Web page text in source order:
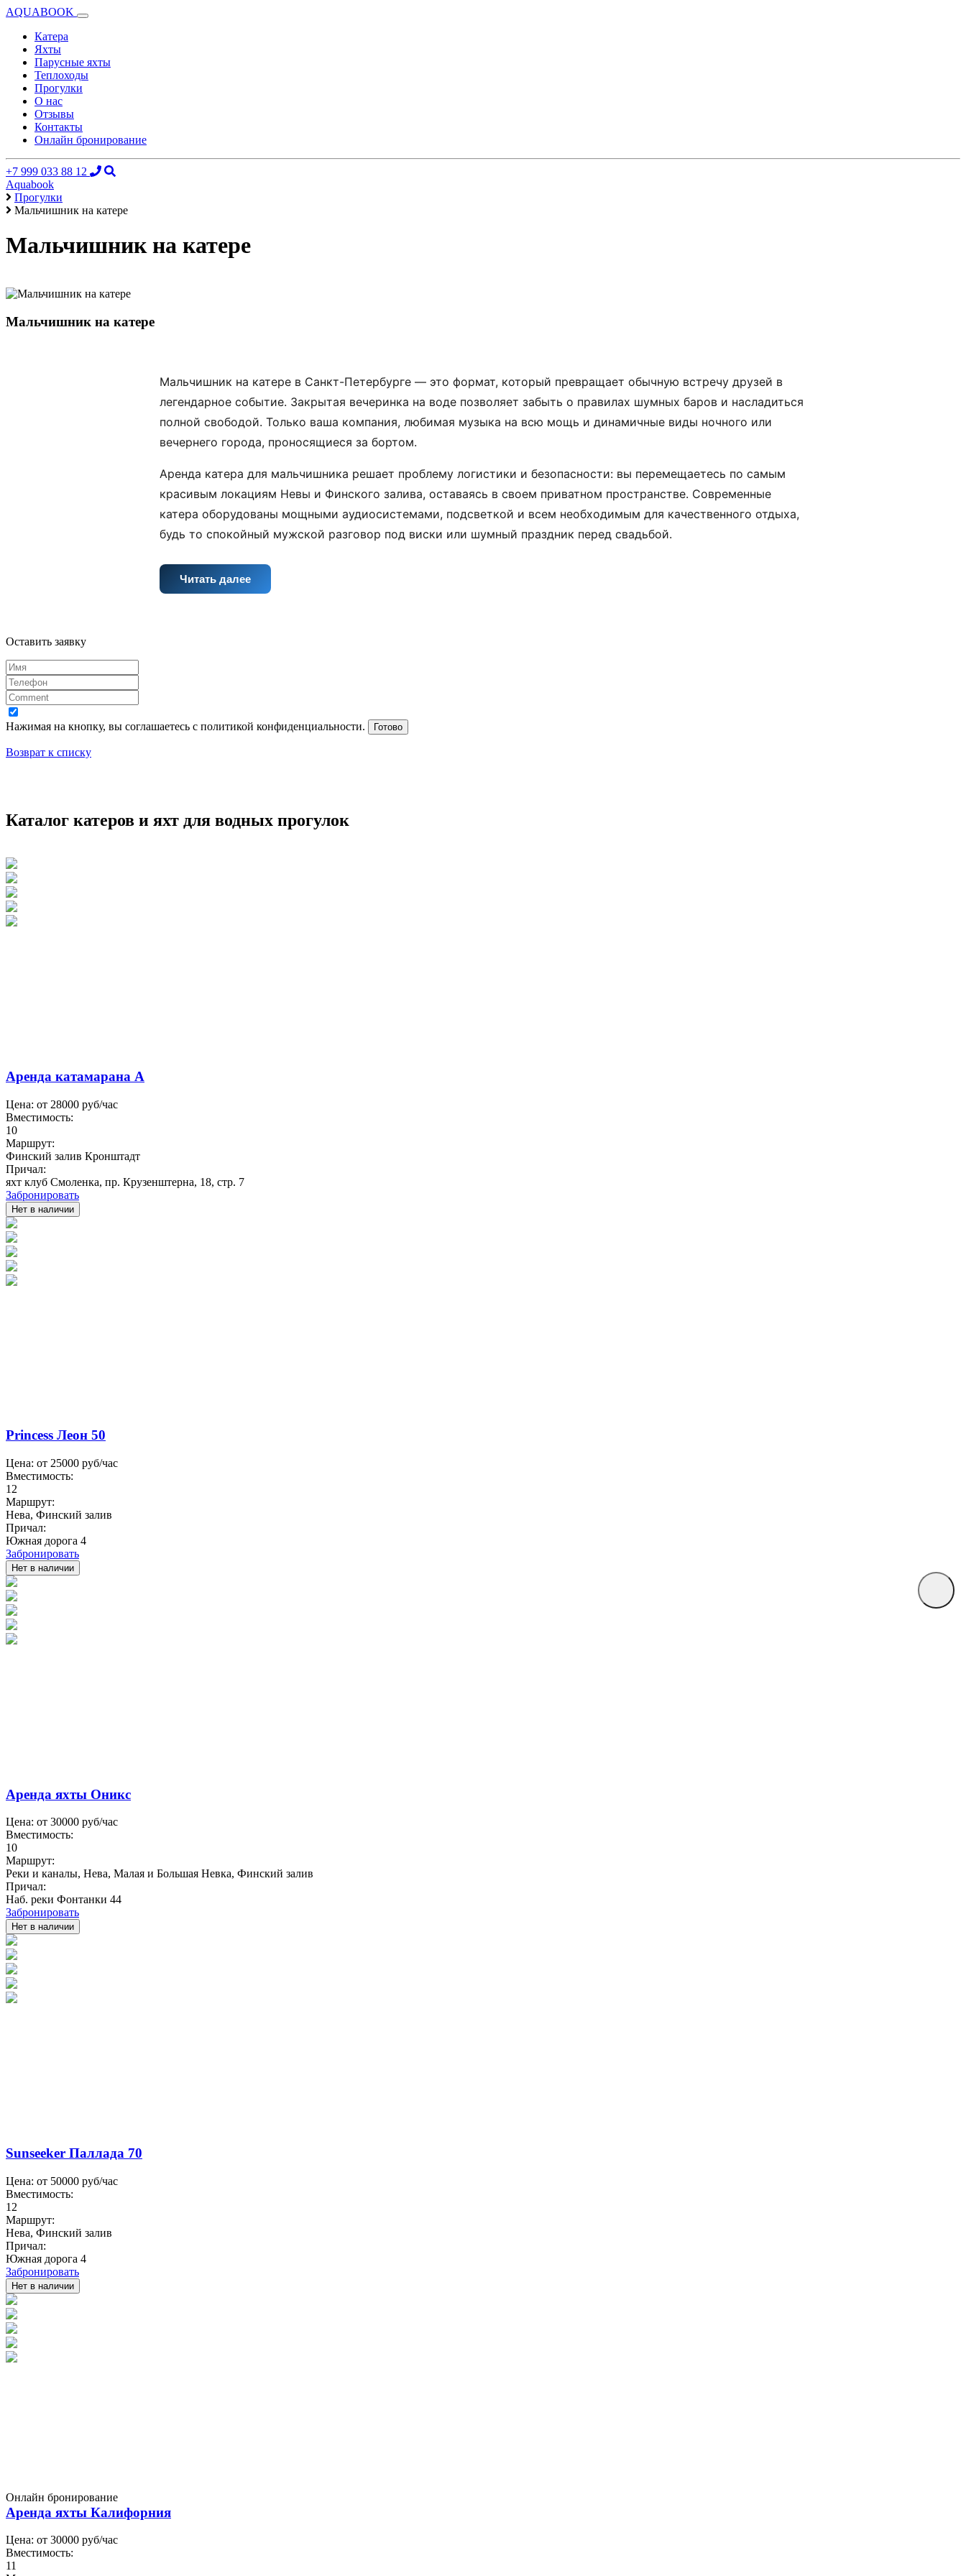
AQUABOOK
Катера
Яхты
Парусные яхты
Теплоходы
Прогулки
О нас
Отзывы
Контакты
Онлайн бронирование
+7 999 033 88 12
Aquabook
Прогулки
Мальчишник на катере
Мальчишник на катере
Мальчишник на катере
Мальчишник на катере в Санкт-Петербурге — это формат, который превращает обычную встречу друзей в
легендарное событие. Закрытая вечеринка на воде позволяет забыть о правилах шумных баров и насладиться
полной свободой. Только ваша компания, любимая музыка на всю мощь и динамичные виды ночного или
вечернего города, проносящиеся за бортом.
Аренда катера для мальчишника решает проблему логистики и безопасности: вы перемещаетесь по самым
красивым локациям Невы и Финского залива, оставаясь в своем приватном пространстве. Современные
катера оборудованы мощными аудиосистемами, подсветкой и всем необходимым для качественного отдыха,
будь то спокойный мужской разговор под виски или шумный праздник перед свадьбой.
Читать далее
Оставить заявку
Нажимая на кнопку, вы соглашаетесь с политикой конфиденциальности. Готово
Возврат к списку
Каталог катеров и яхт для водных прогулок
Аренда катамарана А
Цена: от 28000 руб/час
Вместимость:
10
Маршрут:
Финский залив Кронштадт
Причал:
яхт клуб Смоленка, пр. Крузенштерна, 18, стр. 7
Забронировать
Нет в наличии
Princess Леон 50
Цена: от 25000 руб/час
Вместимость:
12
Маршрут:
Нева, Финский залив
Причал:
Южная дорога 4
Забронировать
Нет в наличии
Аренда яхты Оникс
Цена: от 30000 руб/час
Вместимость:
10
Маршрут:
Реки и каналы, Нева, Малая и Большая Невка, Финский залив
Причал:
Наб. реки Фонтанки 44
Забронировать
Нет в наличии
Sunseeker Паллада 70
Цена: от 50000 руб/час
Вместимость:
12
Маршрут:
Нева, Финский залив
Причал:
Южная дорога 4
Забронировать
Нет в наличии
Онлайн бронирование
Аренда яхты Калифорния
Цена: от 30000 руб/час
Вместимость:
11